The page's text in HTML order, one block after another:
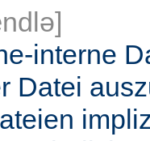
interne
Datei